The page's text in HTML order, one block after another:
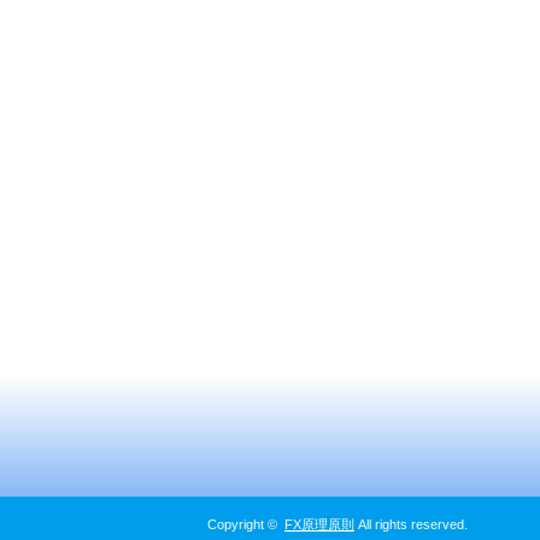
Copyright © FX原理原則 All rights reserved.